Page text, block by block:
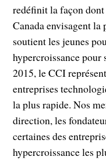
redéfinit la façon
Canada envisagent
soutient les jeunes
hypercroissance
2015, le CCI
entreprises
la plus rapide. Nos
direction, les
certaines des
hypercroissance les